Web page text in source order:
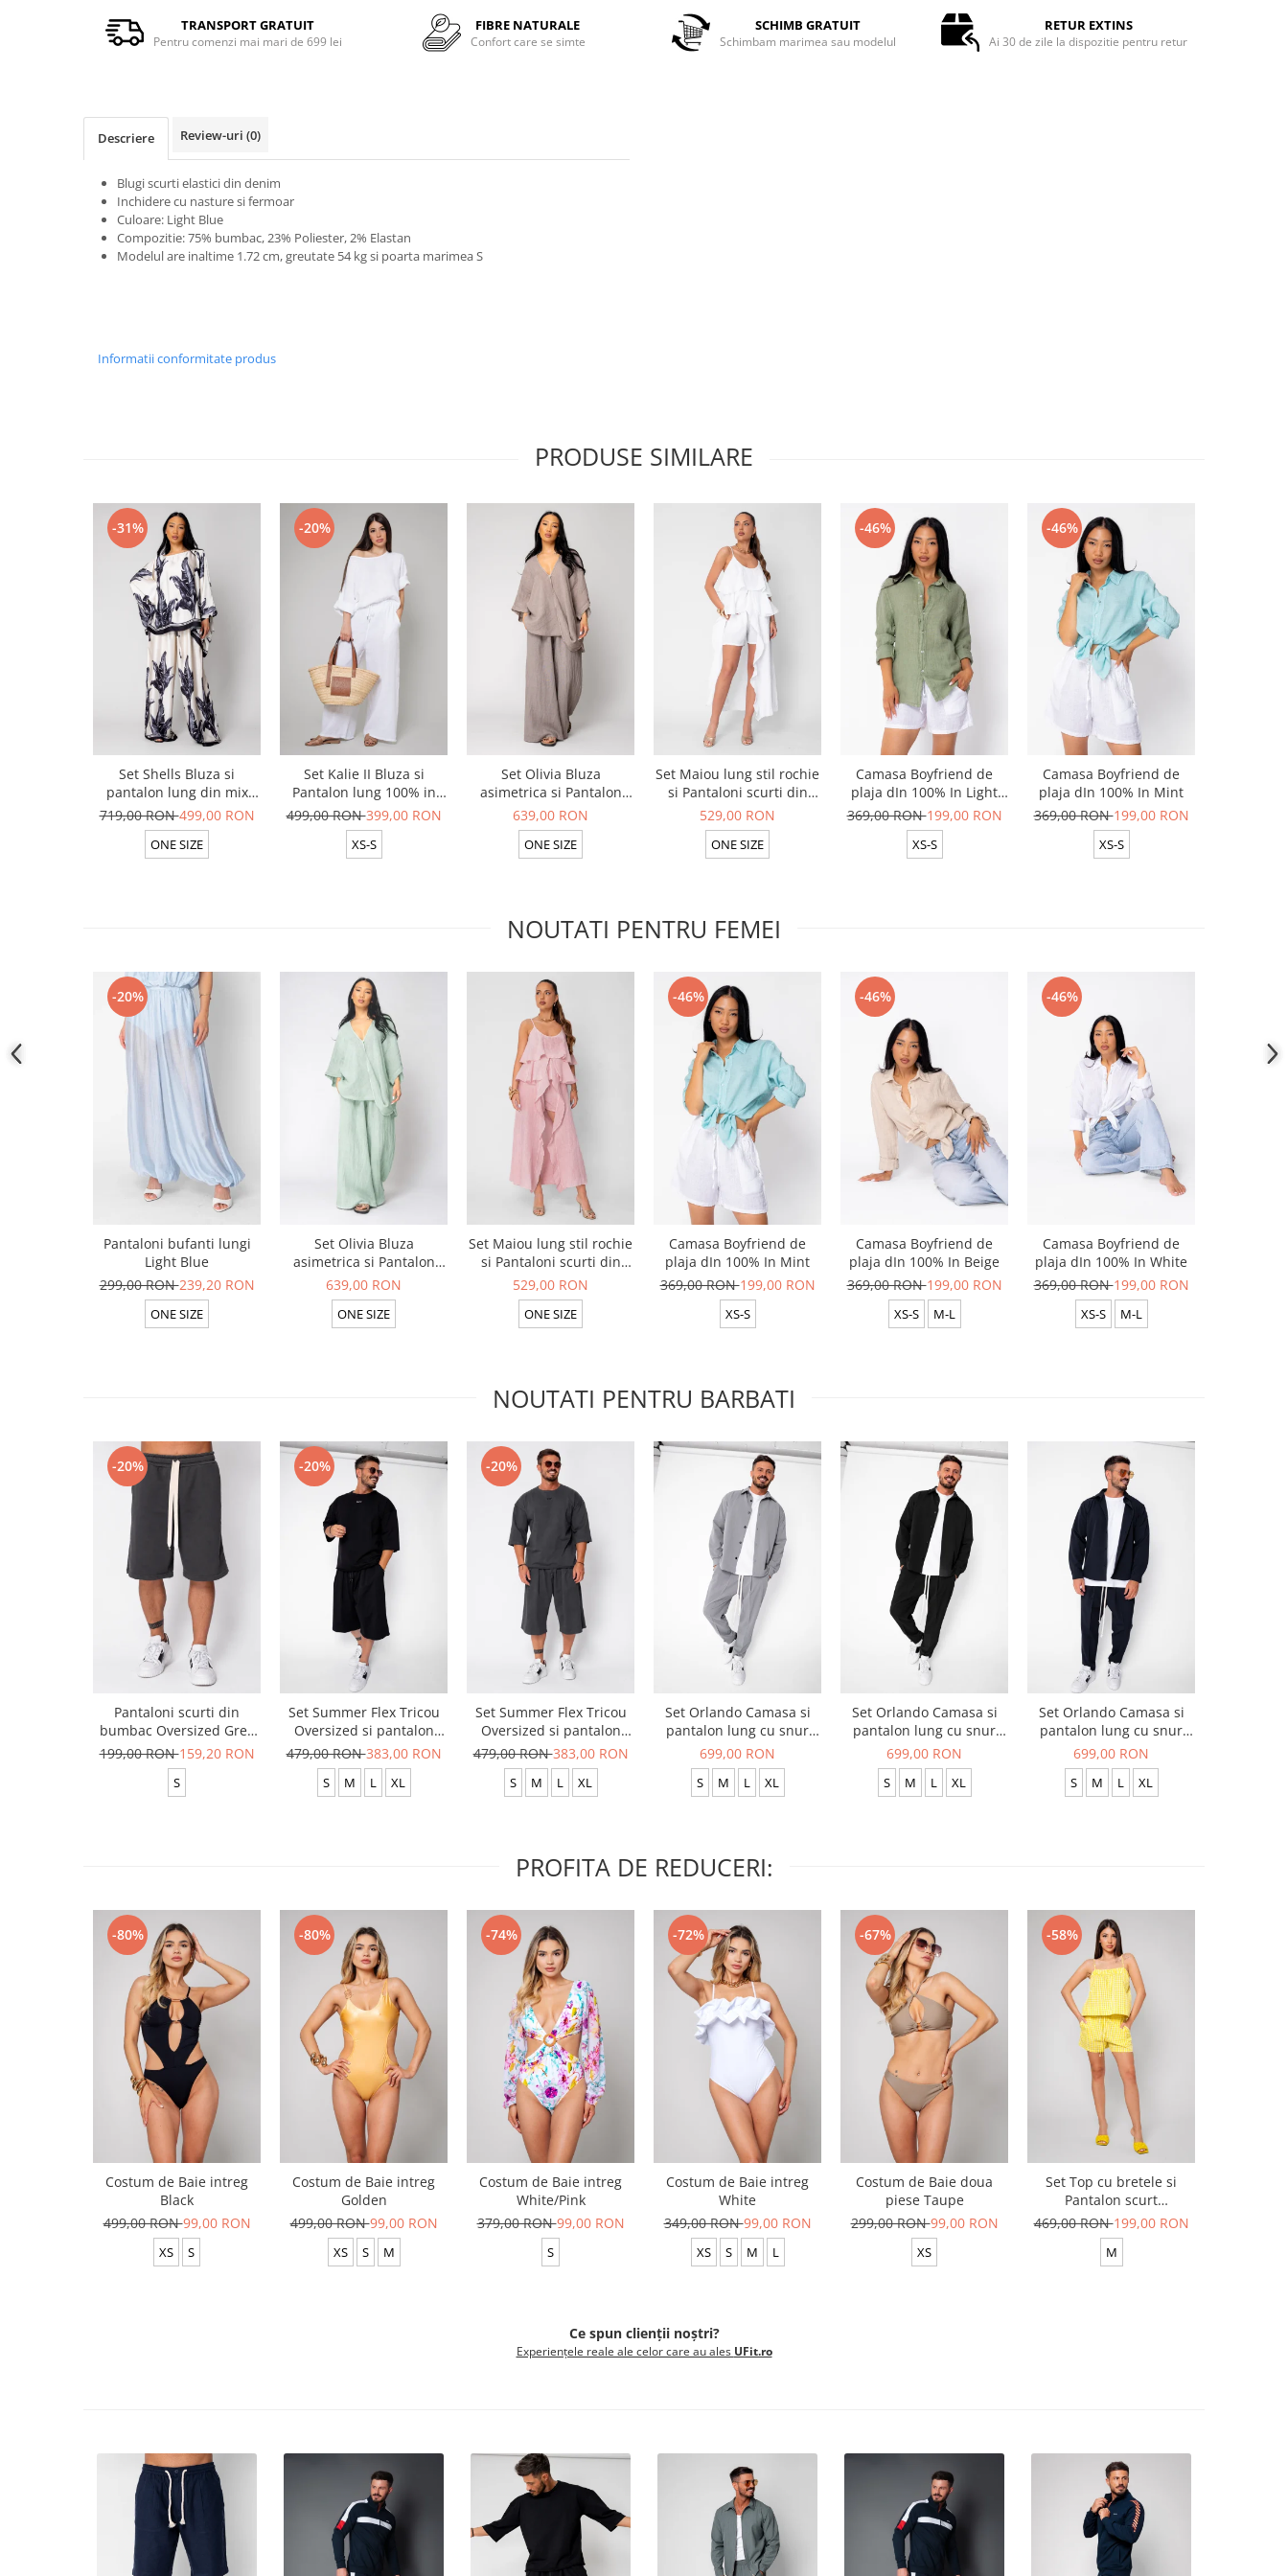
TRANSPORT GRATUIT
Pentru comenzi mai mari de 699 lei
FIBRE NATURALE
Confort care se simte
SCHIMB GRATUIT
Schimbam marimea sau modelul
RETUR EXTINS
Ai 30 de zile la dispozitie pentru retur
Descriere Review-uri (0)
Blugi scurti elastici din denim
Inchidere cu nasture si fermoar
Culoare: Light Blue
Compozitie: 75% bumbac, 23% Poliester, 2% Elastan
Modelul are inaltime 1.72 cm, greutate 54 kg si poarta marimea S
Informatii conformitate produs
PRODUSE SIMILARE
-31%
Set Shells Bluza si
pantalon lung din mix
matase Off White/ Black
719,00 RON499,00 RON
ONE SIZE
-20%
Set Kalie II Bluza si
Pantalon lung 100% in
White
499,00 RON399,00 RON
XS-S
Set Olivia Bluza
asimetrica si Pantalon
lung din 100% in Taupe
639,00 RON
ONE SIZE
Set Maiou lung stil rochie
si Pantaloni scurti din
100% in White
529,00 RON
ONE SIZE
-46%
Camasa Boyfriend de
plaja dIn 100% In Light
Olive
369,00 RON199,00 RON
XS-S
-46%
Camasa Boyfriend de
plaja dIn 100% In Mint
369,00 RON199,00 RON
XS-S
NOUTATI PENTRU FEMEI
-20%
Pantaloni bufanti lungi
Light Blue
299,00 RON239,20 RON
ONE SIZE
Set Olivia Bluza
asimetrica si Pantalon
lung din 100% in Light
Olive
639,00 RON
ONE SIZE
Set Maiou lung stil rochie
si Pantaloni scurti din
100% in Rose
529,00 RON
ONE SIZE
-46%
Camasa Boyfriend de
plaja dIn 100% In Mint
369,00 RON199,00 RON
XS-S
-46%
Camasa Boyfriend de
plaja dIn 100% In Beige
369,00 RON199,00 RON
XS-S M-L
-46%
Camasa Boyfriend de
plaja dIn 100% In White
369,00 RON199,00 RON
XS-S M-L
NOUTATI PENTRU BARBATI
-20%
Pantaloni scurti din
bumbac Oversized Grey
Anthracite
199,00 RON159,20 RON
S
-20%
Set Summer Flex Tricou
Oversized si pantalon
scurt Baggy Black
479,00 RON383,00 RON
S M L XL
-20%
Set Summer Flex Tricou
Oversized si pantalon
scurt Baggy Grey
Anthracite
479,00 RON383,00 RON
S M L XL
Set Orlando Camasa si
pantalon lung cu snur
Premium Grey
699,00 RON
S M L XL
Set Orlando Camasa si
pantalon lung cu snur
Premium Black
699,00 RON
S M L XL
Set Orlando Camasa si
pantalon lung cu snur
Premium Navy
699,00 RON
S M L XL
PROFITA DE REDUCERI:
-80%
Costum de Baie intreg
Black
499,00 RON99,00 RON
XS S
-80%
Costum de Baie intreg
Golden
499,00 RON99,00 RON
XS S M
-74%
Costum de Baie intreg
White/Pink
379,00 RON99,00 RON
S
-72%
Costum de Baie intreg
White
349,00 RON99,00 RON
XS S M L
-67%
Costum de Baie doua
piese Taupe
299,00 RON99,00 RON
XS
-58%
Set Top cu bretele si
Pantalon scurt
Yellow/White
469,00 RON199,00 RON
M
Ce spun clienții noștri?
Experiențele reale ale celor care au ales UFit.ro